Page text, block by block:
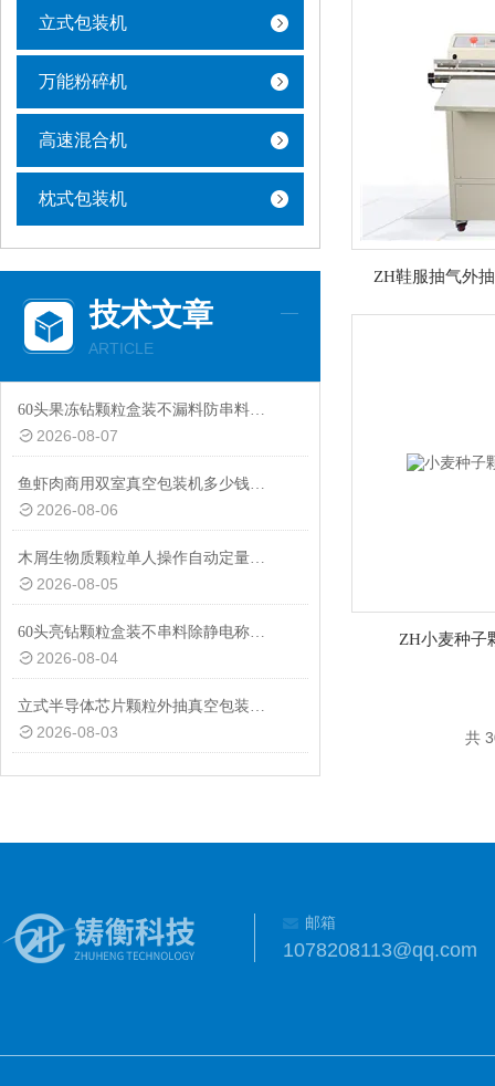
立式包装机
万能粉碎机
高速混合机
枕式包装机
技术文章
ARTICLE
60头果冻钻颗粒盒装不漏料防串料加大料仓分装机厂家定制
2026-08-07
鱼虾肉商用双室真空包装机多少钱一台
2026-08-06
木屑生物质颗粒单人操作自动定量包装秤厂家定制
2026-08-05
60头亮钻颗粒盒装不串料除静电称重分装机非标定制
2026-08-04
立式半导体芯片颗粒外抽真空包装机厂家
2026-08-03
ZH鞋服抽气外
ZH小麦种子
共
邮箱
1078208113@qq.com